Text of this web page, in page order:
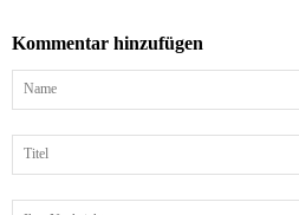
Kommentar hinzufügen